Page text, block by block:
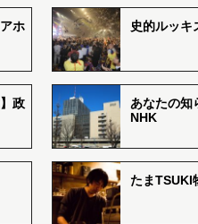
ホ
史的ルッキ
政
あなたの知
NHK
たまTSUKI